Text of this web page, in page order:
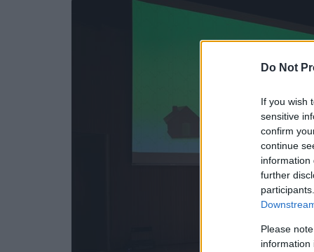
Do Not
If you wish
sensitive
confirm
continue
information
further
Please
information